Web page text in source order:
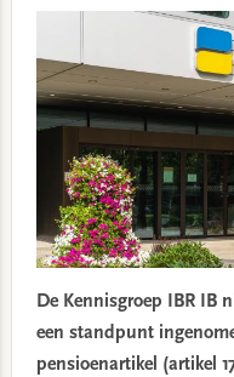
De Kennisgroep IBR IB
een standpunt
pensioenartikel (artikel